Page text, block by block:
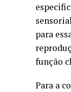
para
função
Para a